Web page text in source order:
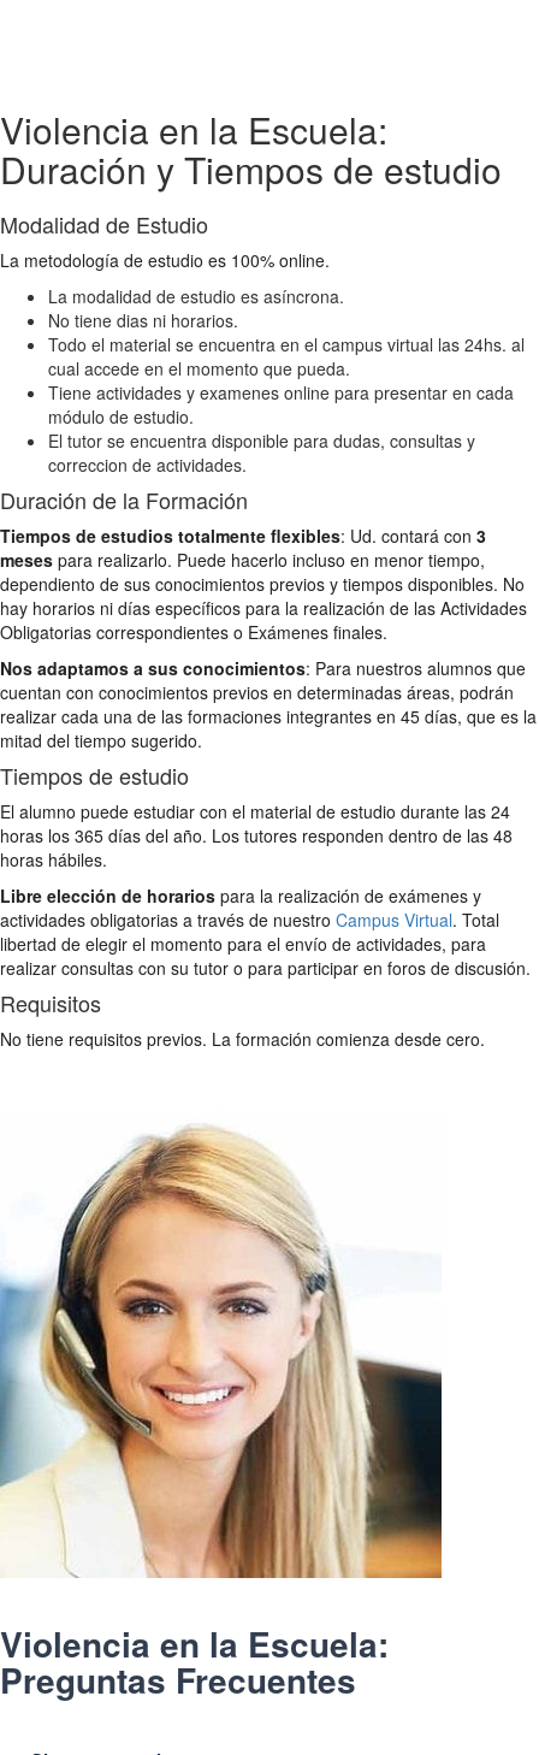
Violencia en la Escuela:
Duración y Tiempos de estudio
Modalidad de Estudio
La metodología de estudio es 100% online.
La modalidad de estudio es asíncrona.
No tiene dias ni horarios.
Todo el material se encuentra en el campus virtual las 24hs. al
cual accede en el momento que pueda.
Tiene actividades y examenes online para presentar en cada
módulo de estudio.
El tutor se encuentra disponible para dudas, consultas y
correccion de actividades.
Duración de la Formación
Tiempos de estudios totalmente flexibles: Ud. contará con 3
meses para realizarlo. Puede hacerlo incluso en menor tiempo,
dependiento de sus conocimientos previos y tiempos disponibles. No
hay horarios ni días específicos para la realización de las Actividades
Obligatorias correspondientes o Exámenes finales.
Nos adaptamos a sus conocimientos: Para nuestros alumnos que
cuentan con conocimientos previos en determinadas áreas, podrán
realizar cada una de las formaciones integrantes en 45 días, que es la
mitad del tiempo sugerido.
Tiempos de estudio
El alumno puede estudiar con el material de estudio durante las 24
horas los 365 días del año. Los tutores responden dentro de las 48
horas hábiles.
Libre elección de horarios para la realización de exámenes y
actividades obligatorias a través de nuestro Campus Virtual. Total
libertad de elegir el momento para el envío de actividades, para
realizar consultas con su tutor o para participar en foros de discusión.
Requisitos
No tiene requisitos previos. La formación comienza desde cero.
Violencia en la Escuela:
Preguntas Frecuentes